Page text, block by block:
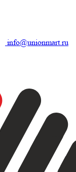
info@unionmart.ru